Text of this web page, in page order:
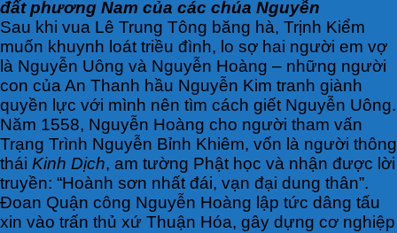
đất phương Nam của các chúa Nguyễn
Sau khi vua Lê Trung Tông băng hà, Trịnh Kiểm
muốn khuynh loát triều đình, lo sợ hai người em vợ
là Nguyễn Uông và Nguyễn Hoàng – những người
con của An Thanh hầu Nguyễn Kim tranh giành
quyền lực với mình nên tìm cách giết Nguyễn Uông.
Năm 1558, Nguyễn Hoàng cho người tham vấn
Trạng Trình Nguyễn Bỉnh Khiêm, vốn là người thông
thái Kinh Dịch, am tường Phật học và nhận được lời
truyền: “Hoành sơn nhất đái, vạn đại dung thân”.
Đoan Quận công Nguyễn Hoàng lập tức dâng tấu
xin vào trấn thủ xứ Thuận Hóa, gây dựng cơ nghiệp